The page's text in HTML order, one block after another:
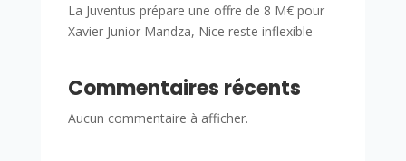
La Juventus prépare une offre de 8 M€ pour
Xavier Junior Mandza, Nice reste inflexible
Commentaires récents
Aucun commentaire à afficher.